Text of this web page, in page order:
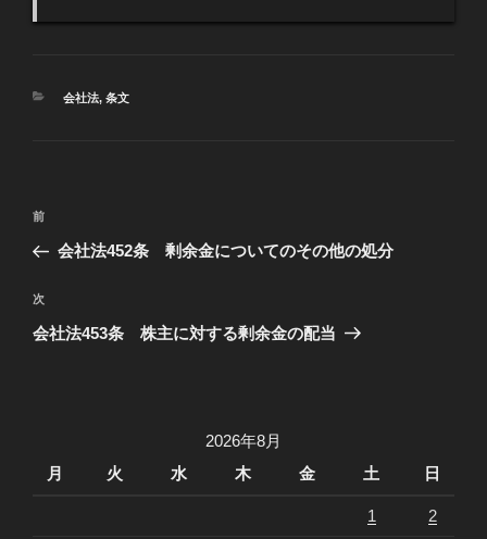
カ
会社法, 条文
投
ビ
ゲ
過
去
投
稿
前
会社法452条 剰余金についてのその他の処分
次
の
次
会社法453条 株主に対する剰余金の配当
2026年8月
月
火 水 木 金 土 日
1 2